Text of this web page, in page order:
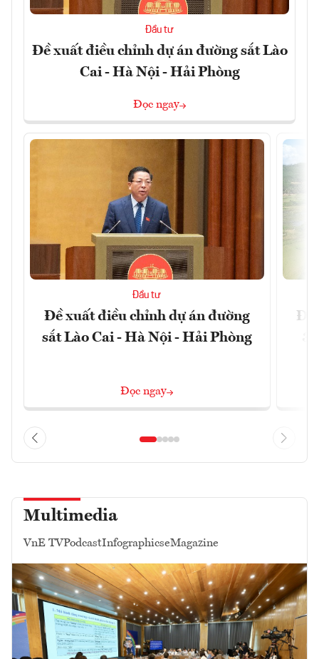
Đầu tư
Đề xuất điều chỉnh dự án đường sắt Lào
Cai - Hà Nội - Hải Phòng
Đọc ngay
Đầu tư
Đề xuất điều chỉnh dự án đường
sắt Lào Cai - Hà Nội - Hải Phòng
Đọc ngay
Multimedia
VnE TVPodcastInfographicseMagazine